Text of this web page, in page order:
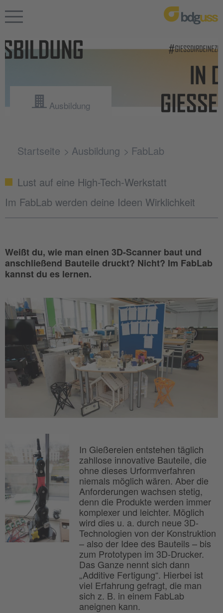
Ausbildung
Startseite Ausbildung FabLab
Lust auf eine High-Tech-Werkstatt
Im FabLab werden deine Ideen Wirklichkeit
Weißt du, wie man einen 3D-Scanner baut und
anschließend Bauteile druckt? Nicht? Im FabLab
kannst du es lernen.
In Gießereien entstehen täglich
zahllose innovative Bauteile, die
ohne dieses Urformverfahren
niemals möglich wären. Aber die
Anforderungen wachsen stetig,
denn die Produkte werden immer
komplexer und leichter. Möglich
wird dies u. a. durch neue 3D-
Technologien von der Konstruktion
– also der Idee des Bauteils – bis
zum Prototypen im 3D-Drucker.
Das Ganze nennt sich dann
„Additive Fertigung“. Hierbei ist
viel Erfahrung gefragt, die man
sich z. B. in einem FabLab
aneignen kann.